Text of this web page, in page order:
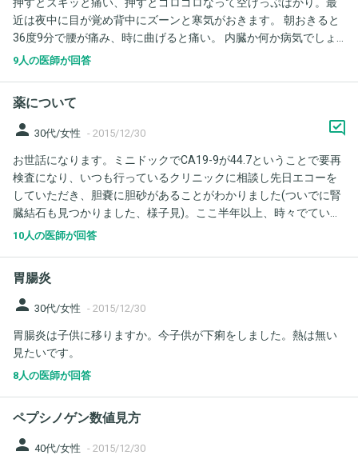
近は夜中に目が覚め背中にズーンと寒気がおきます。 朝おきると
36度9分で腰が痛み、時に曲げると痛い。 内臓か何か病気でしょ
うか？なかなか治りません。胃の内視鏡や大腸検査などはありま
9人の医師が回答
薬について
person 30代/女性 - 2015/12/30
お世話になります。ミニドックでCA19-9が44.7ということで要再
検査になり、いつも行っているクリニックに相談し先日エコーを
していただき、胆嚢に胆砂があることがわかりました(ついでに腎
臓結石も見つかりました、様子見)。ここ半年以上、時々でていた
右わき腹あばら骨あたりの痛みと右背中あたりの痛みがあった症
は軟便とか下痢などはなりやすいですか?(排便の時に腹痛ありが
多し)このようになることが毎回ではないにしても多々あり気にな
着き後は風邪をひいたりと体調がイマイチ続きなので、薬のせい
なのか体調のせいなのか気になります。ちなみに、胃腸炎の時
に、腸が過敏にもなっているとも言われました。アドバイスお願
10人の医師が回答
胃腸炎
person 30代/女性 - 2015/12/30
胃腸炎は子供に移りますか。今子供が下痢をしました。熱は無い
見たいです。
8人の医師が回答
ペプシノゲン数値見方
person 40代/女性 - 2015/12/30